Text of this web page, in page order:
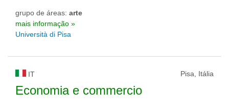
grupo de áreas: arte
mais informação »
Università di Pisa
IT Pisa, Itália
Economia e commercio